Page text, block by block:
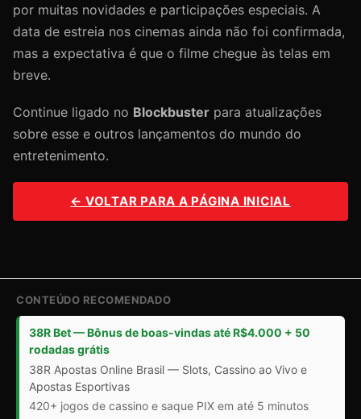
por muitas novidades e participações especiais. A
data de estreia nos cinemas ainda não foi confirmada,
mas a expectativa é que o filme chegue às telas em
breve.
Continue ligado no Blockbuster para atualizações
sobre esse e outros lançamentos do mundo do
entretenimento.
← VOLTAR PARA A PÁGINA INICIAL
CONTEÚDO RECOMENDADO
38R Bet — Bônus de boas-vindas até R$4.000 + 50
rodadas grátis
38R Apostas Online Brasil — Slots, Cassino ao Vivo e
Apostas Esportivas
420+ jogos de cassino e saque PIX em até 5 minutos